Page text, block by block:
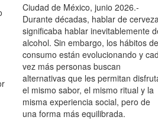
Ciudad de México, junio 2026.-
Durante décadas, hablar de cerveza
significaba hablar inevitablemente
alcohol. Sin embargo, los hábitos de
consumo están evolucionando y
vez más personas buscan
alternativas que les permitan
el mismo sabor, el mismo ritual y la
misma experiencia social, pero de
una forma más equilibrada.